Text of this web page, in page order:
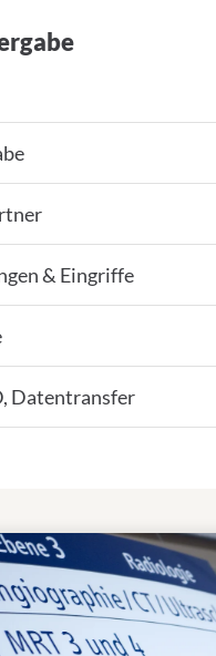
s
e
& Eingriffe
Datentransfer